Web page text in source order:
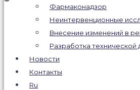
Фармаконадзор
Неинтервенционные
Внесение изменений в
Разработка технической
Новости
Контакты
Ru